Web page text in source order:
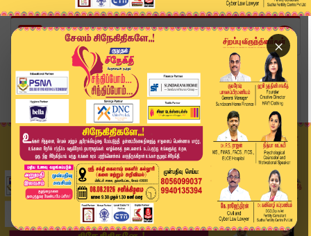
×
Home
வீடியோ ஸ்டோரி
திமுகவை தான் சொன்னார் விஜய்..! அதிமுகவை சொல்லல....